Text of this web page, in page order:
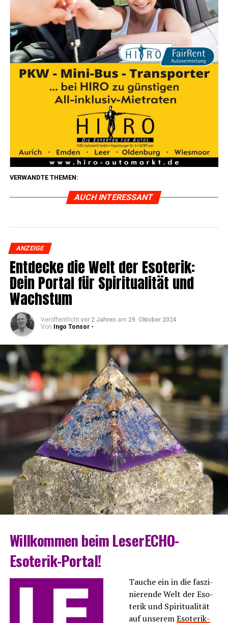
VERWANDTE THEMEN:
AUCH INTERESSANT
ANZEIGE
Ent­de­cke die Welt der Eso­te­rik:
Dein Por­tal für Spi­ri­tua­li­tät und
Wachstum
Veröffentlicht vor 2 Jahren am 29. Oktober 2024
Von Ingo Tonsor -
Will­kom­men beim LeserECHO-
Esoterik-Portal!
Tau­che ein in die fas­zi­
nie­ren­de Welt der Eso­
te­rik und Spi­ri­tua­li­tät
auf unse­remEso­te­rik-